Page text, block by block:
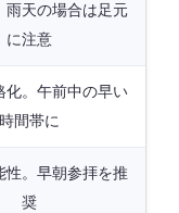
雨天の場合は足元
に注意
化。午前中の早い
時間帯に
性。早朝参拝を推
奨